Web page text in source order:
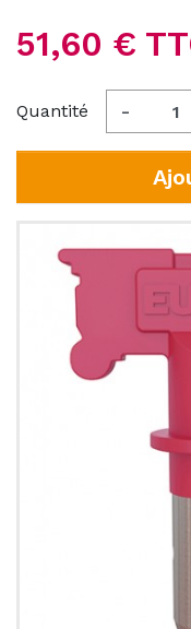
51,60 €
Quantité -